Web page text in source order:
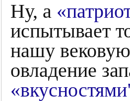
Ну, а
испытывает
нашу
овладение